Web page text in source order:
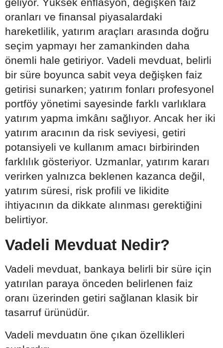
oranları ve finansal piyasalardaki
hareketlilik, yatırım araçları arasında doğru
seçim yapmayı her zamankinden daha
önemli hale getiriyor. Vadeli mevduat, belirli
bir süre boyunca sabit veya değişken faiz
getirisi sunarken; yatırım fonları profesyonel
portföy yönetimi sayesinde farklı varlıklara
yatırım yapma imkânı sağlıyor. Ancak her iki
yatırım aracının da risk seviyesi, getiri
potansiyeli ve kullanım amacı birbirinden
farklılık gösteriyor. Uzmanlar, yatırım kararı
verirken yalnızca beklenen kazanca değil,
yatırım süresi, risk profili ve likidite
ihtiyacının da dikkate alınması gerektiğini
belirtiyor.
Vadeli Mevduat Nedir?
Vadeli mevduat, bankaya belirli bir süre için
yatırılan paraya önceden belirlenen faiz
oranı üzerinden getiri sağlanan klasik bir
tasarruf ürünüdür.
Vadeli mevduatın öne çıkan özellikleri